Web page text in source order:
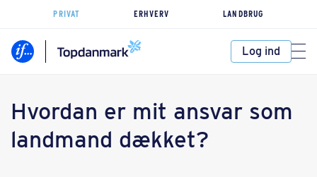
PRIVAT ERHVERV LANDBRUG
Log ind
Hvordan er mit ansvar som
landmand dækket?